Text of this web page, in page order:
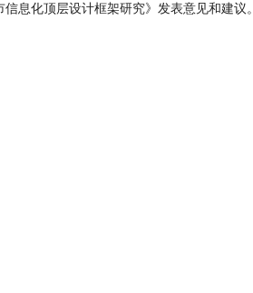
息化顶层设计框架研究》发表意见和建议。